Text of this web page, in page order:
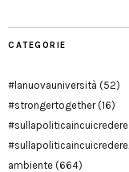
CATEGORIE
#lanuovauniversità (52)
#strongertogether(16)
#sullapoliticaincuicredere
ambiente (664)